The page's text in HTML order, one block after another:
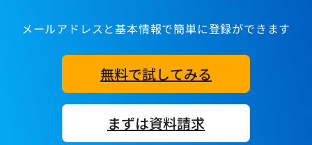
メールアドレスと基本情報で簡単に登録ができます
無料で試してみる
まずは資料請求